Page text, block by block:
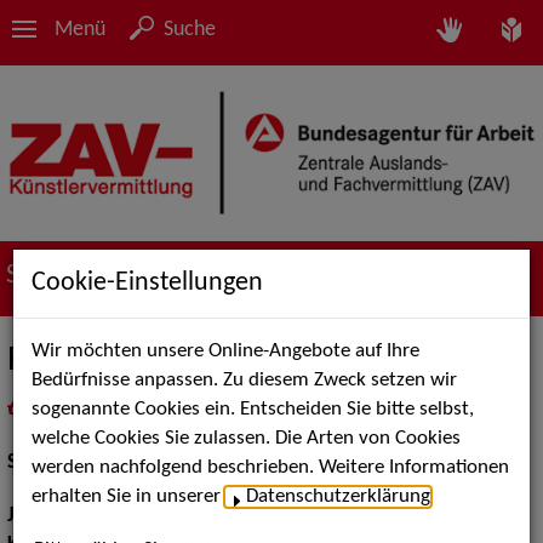
Menü Suche
Suche nach Künstler*innen
Rebecca Stute
als PDF speichern
inMeine Merklistelegen
Schauspiel:Bühne
Jahrgang:
Cookie-Einstellungen
Wir möchten unsere Online-Angebote auf Ihre
Bedürfnisse anpassen. Zu diesem Zweck setzen wir
sogenannte Cookies ein. Entscheiden Sie bitte selbst,
welche Cookies Sie zulassen. Die Arten von Cookies
werden nachfolgend beschrieben. Weitere Informationen
erhalten Sie in unserer
Datenschutzerklärung